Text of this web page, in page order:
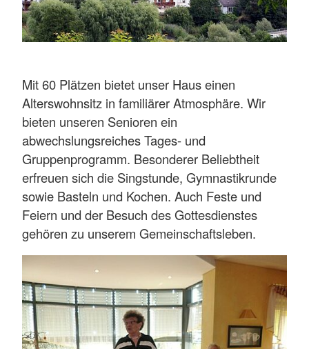
Mit 60 Plätzen bietet unser Haus einen
Alterswohnsitz in familiärer Atmosphäre. Wir
bieten unseren Senioren ein
abwechslungsreiches Tages- und
Gruppenprogramm. Besonderer Beliebtheit
erfreuen sich die Singstunde, Gymnastikrunde
sowie Basteln und Kochen. Auch Feste und
Feiern und der Besuch des Gottesdienstes
gehören zu unserem Gemeinschaftsleben.